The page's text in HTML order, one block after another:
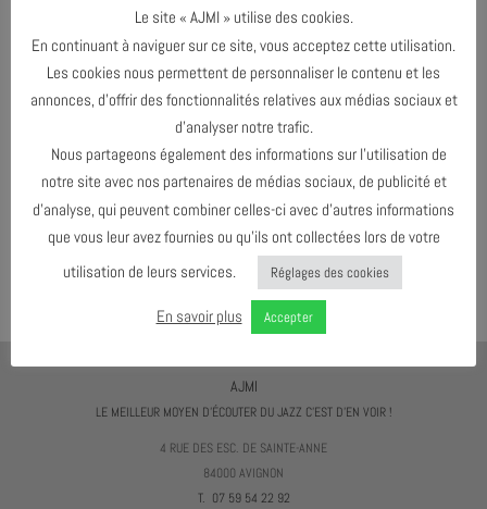
AGENDA AU FORMATI
TÉLÉCHARGER LE PROGRAMME
AJMI
LE MEILLEUR MOYEN D'ÉCOUTER DU JAZZ C'EST D'EN VOIR !
4 RUE DES ESC. DE SAINTE-ANNE
84000 AVIGNON
T. 07 59 54 22 92
Le site « AJMI » utilise des cookies.
En continuant à naviguer sur ce site, vous acceptez cette utilisation.
Les cookies nous permettent de personnaliser le contenu et les
annonces, d’offrir des fonctionnalités relatives aux médias sociaux et
d’analyser notre trafic.
Nous partageons également des informations sur l’utilisation de
notre site avec nos partenaires de médias sociaux, de publicité et
d’analyse, qui peuvent combiner celles-ci avec d’autres informations
que vous leur avez fournies ou qu’ils ont collectées lors de votre
utilisation de leurs services.
Réglages des cookies
En savoir plus Accepter